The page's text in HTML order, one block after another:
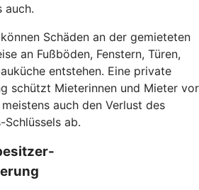
auch.
Schäden an der gemieteten
an Fußböden, Fenstern, Türen,
entstehen. Eine private
schützt Mieterinnen und Mieter vor
auch den Verlust des
Schlüssels ab.